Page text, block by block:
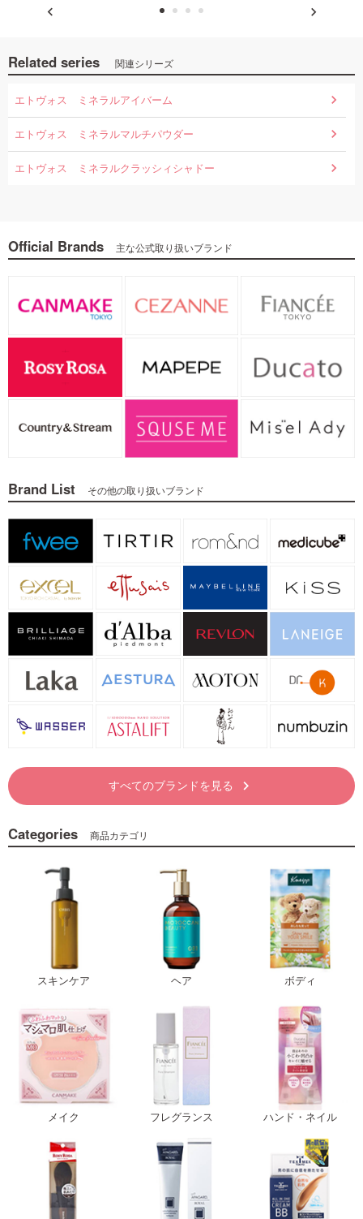
Related series 関連シリーズ
エトヴォス ミネラルアイバーム
エトヴォス ミネラルマルチパウダー
エトヴォス ミネラルクラッシィシャドー
Official Brands 主な公式取り扱いブランド
Brand List その他の取り扱いブランド
すべてのブランドを見る keyboard_arrow_right
Categories 商品カテゴリ
スキンケア ヘア ボディ
メイク フレグランス ハンド・ネイル